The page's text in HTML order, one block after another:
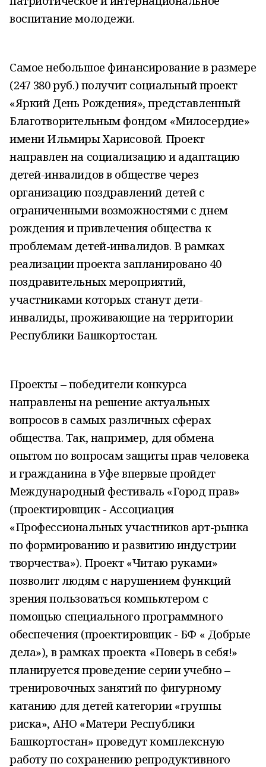
воспитание молодежи.
Самое небольшое финансирование в размере
(247 380 руб.) получит социальный проект
«Яркий День Рождения», представленный
Благотворительным фондом «Милосердие»
имени Ильмиры Харисовой. Проект
направлен на социализацию и адаптацию
детей-инвалидов в обществе через
организацию поздравлений детей с
ограниченными возможностями с днем
рождения и привлечения общества к
проблемам детей-инвалидов. В рамках
реализации проекта запланировано 40
поздравительных мероприятий,
участниками которых станут дети-
инвалиды, проживающие на территории
Республики Башкортостан.
Проекты – победители конкурса
направлены на решение актуальных
вопросов в самых различных сферах
общества. Так, например, для обмена
опытом по вопросам защиты прав человека
и гражданина в Уфе впервые пройдет
Международный фестиваль «Город прав»
(проектировщик - Ассоциация
«Профессиональных участников арт-рынка
по формированию и развитию индустрии
творчества»). Проект «Читаю руками»
позволит людям с нарушением функций
зрения пользоваться компьютером с
помощью специального программного
обеспечения (проектировщик - БФ « Добрые
дела»), в рамках проекта «Поверь в себя!»
планируется проведение серии учебно –
тренировочных занятий по фигурному
катанию для детей категории «группы
риска», АНО «Матери Республики
Башкортостан» проведут комплексную
работу по сохранению репродуктивного